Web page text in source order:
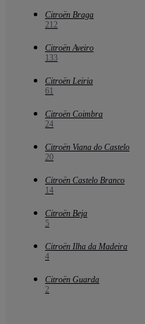
Citroën Braga
212
Citroën Aveiro
133
Citroën Leiria
61
Citroën Coimbra
24
Citroën Viana do Castelo
20
Citroën Castelo Branco
14
Citroën Beja
5
Citroën Ilha da Madeira
4
Citroën Guarda
2